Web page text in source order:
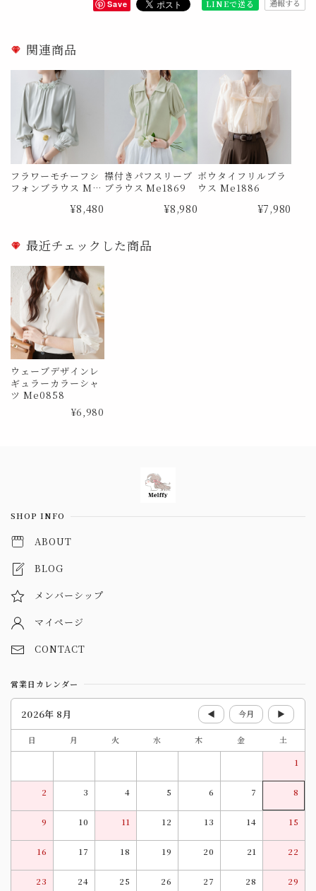
Save LINEで送る 通報する
関連商品
フラワーモチーフシ
フォンブラウス Me
¥8,480
襟付きパフスリーブ
ブラウス Me1869
¥8,980
ボウタイフリルブラ
ウス Me1886
¥7,980
最近チェックした商品
ウェーブデザインレ
ギュラーカラーシャ
ツ Me0858
¥6,980
SHOP INFO
ABOUT
BLOG
メンバーシップ
マイページ
CONTACT
営業日カレンダー
2026年 8月 ◀ 今月 ▶
日 月 火 水 木 金
土
1
2 3 4 5 6 7 8
9 10 11 12 13 14 15
16 17 18 19 20 21 22
23 24 25 26 27 28 29